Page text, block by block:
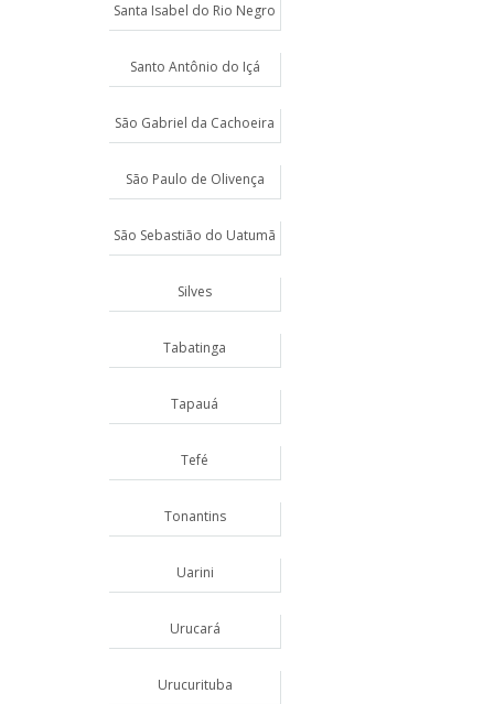
Santa Isabel do Rio Negro
Santo Antônio do Içá
São Gabriel da Cachoeira
São Paulo de Olivença
São Sebastião do Uatumã
Silves
Tabatinga
Tapauá
Tefé
Tonantins
Uarini
Urucará
Urucurituba